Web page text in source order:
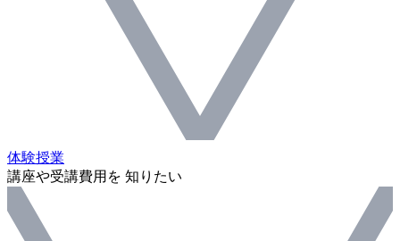
体験授業
講座や受講費用を 知りたい